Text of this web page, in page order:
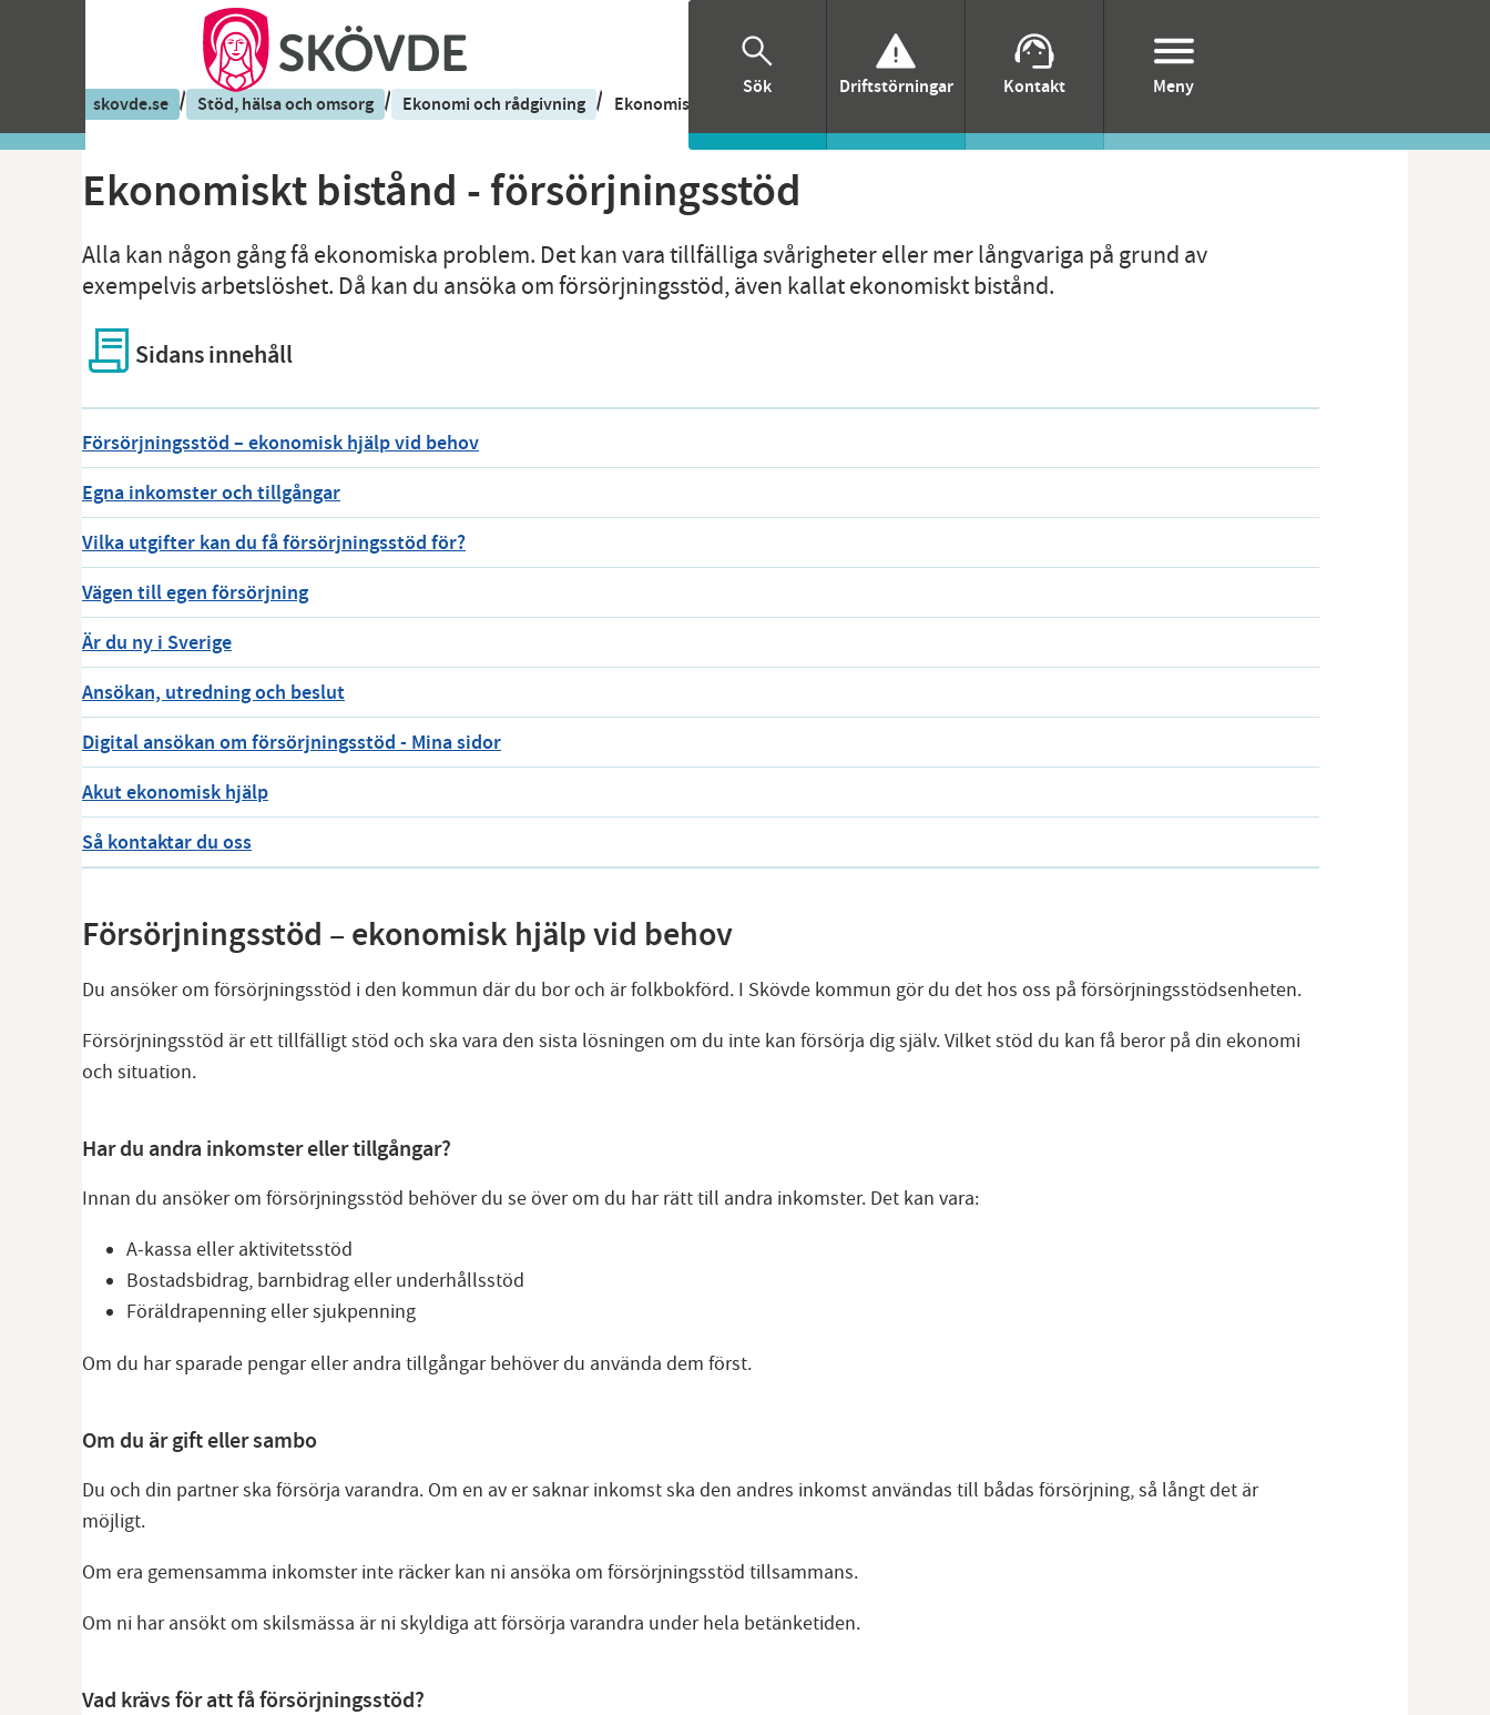
Sök Driftstörningar Kontakt Meny
skovde.se / Stöd, hälsa och omsorg / Ekonomi och rådgivning / Ekonomiskt bistånd - försörjningsstöd
Ekonomiskt bistånd - försörjningsstöd
Alla kan någon gång få ekonomiska problem. Det kan vara tillfälliga svårigheter eller mer långvariga på grund av
exempelvis arbetslöshet. Då kan du ansöka om försörjningsstöd, även kallat ekonomiskt bistånd.
Sidans innehåll
Försörjningsstöd – ekonomisk hjälp vid behov
Egna inkomster och tillgångar
Vilka utgifter kan du få försörjningsstöd för?
Vägen till egen försörjning
Är du ny i Sverige
Ansökan, utredning och beslut
Digital ansökan om försörjningsstöd - Mina sidor
Akut ekonomisk hjälp
Så kontaktar du oss
Försörjningsstöd – ekonomisk hjälp vid behov
Du ansöker om försörjningsstöd i den kommun där du bor och är folkbokförd. I Skövde kommun gör du det hos oss på försörjningsstödsenheten.
Försörjningsstöd är ett tillfälligt stöd och ska vara den sista lösningen om du inte kan försörja dig själv. Vilket stöd du kan få beror på din ekonomi
och situation.
Har du andra inkomster eller tillgångar?
Innan du ansöker om försörjningsstöd behöver du se över om du har rätt till andra inkomster. Det kan vara:
A-kassa eller aktivitetsstöd
Bostadsbidrag, barnbidrag eller underhållsstöd
Föräldrapenning eller sjukpenning
Om du har sparade pengar eller andra tillgångar behöver du använda dem först.
Om du är gift eller sambo
Du och din partner ska försörja varandra. Om en av er saknar inkomst ska den andres inkomst användas till bådas försörjning, så långt det är
möjligt.
Om era gemensamma inkomster inte räcker kan ni ansöka om försörjningsstöd tillsammans.
Om ni har ansökt om skilsmässa är ni skyldiga att försörja varandra under hela betänketiden.
Vad krävs för att få försörjningsstöd?